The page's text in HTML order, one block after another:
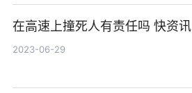
在高速上撞死人有责任吗 快资讯
2023-06-29